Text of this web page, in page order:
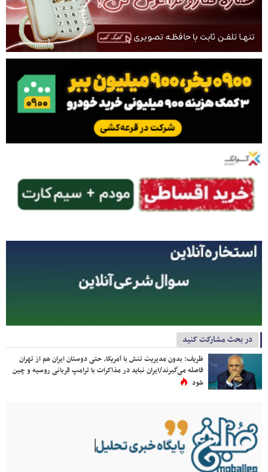
در بحث مشارکت کنید
ظریف: بدون مدیریت تنش با آمریکا، حتی دوستان ایران هم از تهران
فاصله می‌گیرند/ایران نباید در مذاکرات با ترامپ قربانی روسیه و چین
شود